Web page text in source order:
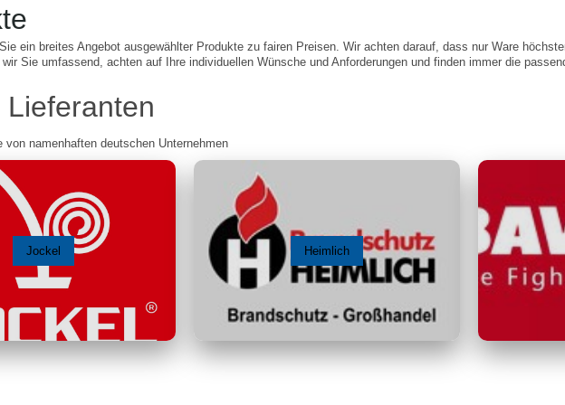
ein breites Angebot ausgewählter Produkte zu fairen Preisen. Wir achten darauf, dass nur Ware
wir Sie umfassend, achten auf Ihre individuellen Wünsche und Anforderungen und finden immer die
Lieferanten
von namenhaften deutschen Unternehmen
Jockel Heimlich